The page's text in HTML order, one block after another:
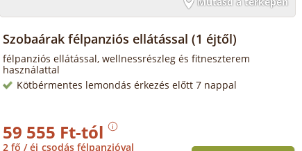
Szobaárak félpanziós ellátással (1 éjtől)
félpanziós ellátással, wellnessrészleg és fitneszterem
használattal
Kötbérmentes lemondás érkezés előtt 7 nappal
59 555 Ft-tól
2 fő / éj csodás félpanzióval